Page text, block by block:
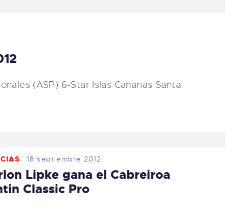
SALINAS
(ASP) 6-Star Islas Canarias Santa
18 septiembre 2012
Lipke gana el Cabreiroa
Classic Pro